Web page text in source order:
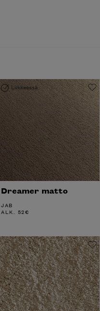
Liikkeessä
Dreamer matto
JAB
ALK. 52€